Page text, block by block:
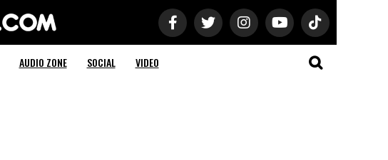
AUDIO ZONE SOCIAL VIDEO